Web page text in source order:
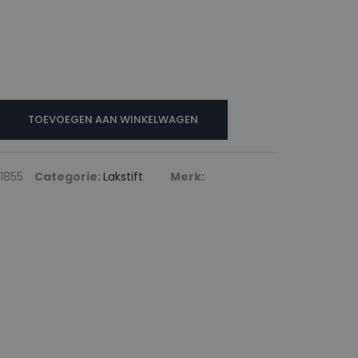
TOEVOEGEN AAN WINKELWAGEN
Categorie: Lakstift Merk: